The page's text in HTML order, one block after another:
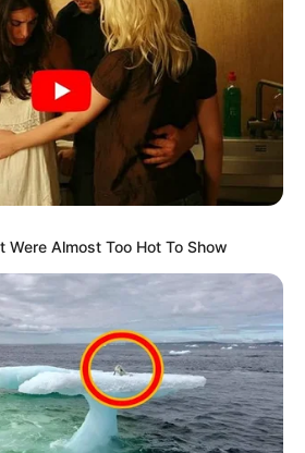
Almost Too Hot To Show